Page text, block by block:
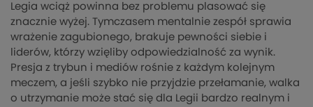
Legia wciąż powinna bez problemu plasować się
znacznie wyżej. Tymczasem mentalnie zespół sprawia
wrażenie zagubionego, brakuje pewności siebie i
liderów, którzy wzięliby odpowiedzialność za wynik.
Presja z trybun i mediów rośnie z każdym kolejnym
meczem, a jeśli szybko nie przyjdzie przełamanie, walka
o utrzymanie może stać się dla Legii bardzo realnym i